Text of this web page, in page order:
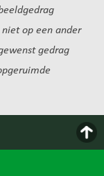
op een ander
gedrag